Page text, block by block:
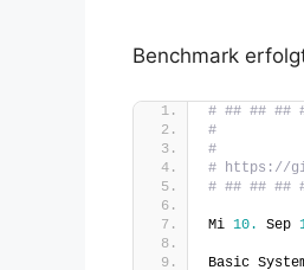
Benchmark
# ## ## ##
#
#
# https://
# ## ## ##
Mi 10. Sep
Basic